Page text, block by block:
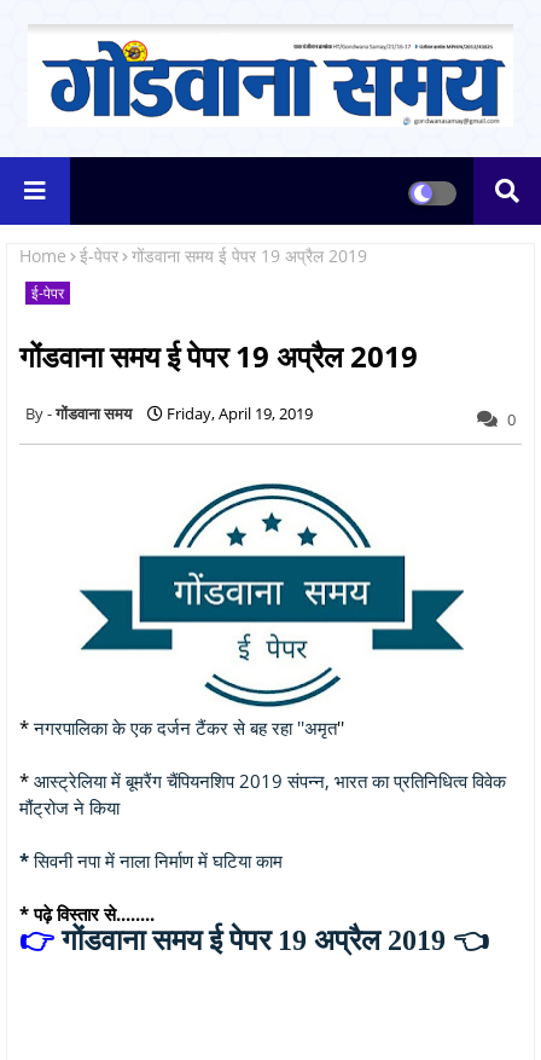
Home ई-पेपर गोंडवाना समय ई पेपर 19 अप्रैल 2019
ई-पेपर
गोंडवाना समय ई पेपर 19 अप्रैल 2019
गोंडवाना समय Friday, April 19, 2019 0
*नगरपालिका के एक दर्जन टैंकर से बह रहा ''अमृत''
* आस्ट्रेलिया में बूमरैंग चैंपियनशिप 2019 संपन्न, भारत का प्रतिनिधित्व विवेक
मौंट्रोज ने किया
*सिवनी नपा में नाला निर्माण में घटिया काम
* पढ़े विस्तार से........
👉 गोंडवाना समय ई पेपर 19 अप्रैल 2019 👈